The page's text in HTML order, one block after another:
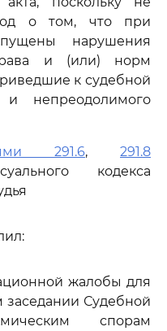
о том, что при
нарушения
и (или) норм
к судебной
и непреодолимого
291.6, 291.8
кодекса
жалобы для
заседании Судебной
спорам